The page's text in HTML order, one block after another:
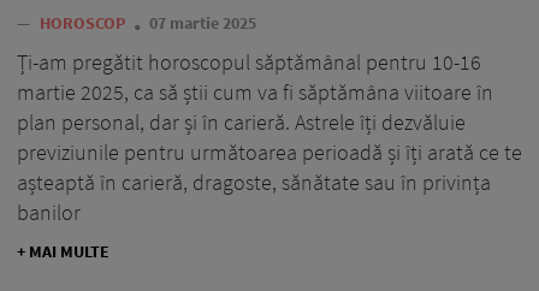
— HOROSCOP 07 martie 2025
Ți-am pregătit horoscopul săptămânal pentru 10-16
martie 2025, ca să știi cum va fi săptămâna viitoare în
plan personal, dar și în carieră. Astrele îți dezvăluie
previziunile pentru următoarea perioadă și îți arată ce te
așteaptă în carieră, dragoste, sănătate sau în privința
banilor
+ MAI MULTE